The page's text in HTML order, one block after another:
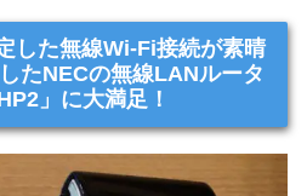
した無線Wi-Fi接続が素晴
たNECの無線LANルータ
」に大満足！